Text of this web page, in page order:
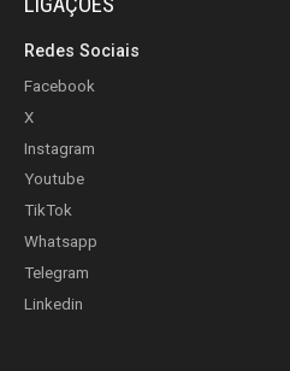
Redes Sociais
Facebook
X
Instagram
Youtube
TikTok
Whatsapp
Telegram
Linkedin